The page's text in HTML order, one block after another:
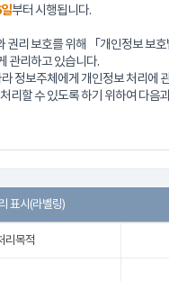
부터 시행됩니다.
리 보호를 위해 「개인정보 보
관리하고 있습니다.
정보주체에게 개인정보 처리에
리할 수 있도록 하기 위하여 다음
표시(라벨링)
리목적